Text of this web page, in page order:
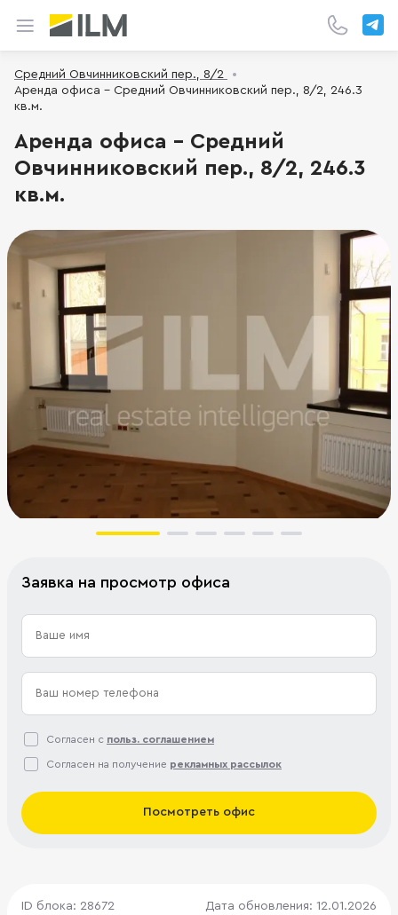
Средний Овчинниковский пер., 8/2
Аренда офиса - Средний Овчинниковский пер., 8/2, 246.3
кв.м.
Аренда офиса - Средний
Овчинниковский пер., 8/2, 246.3
кв.м.
Заявка на просмотр офиса
Согласен с польз. соглашением
Согласен на получение рекламных рассылок
Посмотреть офис
ID блока: 28672 Дата обновления: 12.01.2026